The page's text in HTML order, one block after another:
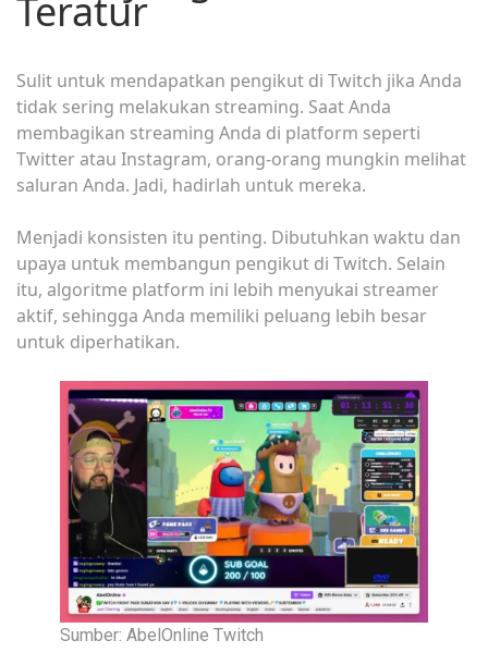
Teratur
Sulit untuk mendapatkan pengikut di Twitch jika Anda
tidak sering melakukan streaming. Saat Anda
membagikan streaming Anda di platform seperti
Twitter atau Instagram, orang-orang mungkin melihat
saluran Anda. Jadi, hadirlah untuk mereka.
Menjadi konsisten itu penting. Dibutuhkan waktu dan
upaya untuk membangun pengikut di Twitch. Selain
itu, algoritme platform ini lebih menyukai streamer
aktif, sehingga Anda memiliki peluang lebih besar
untuk diperhatikan.
Sumber: AbelOnline Twitch